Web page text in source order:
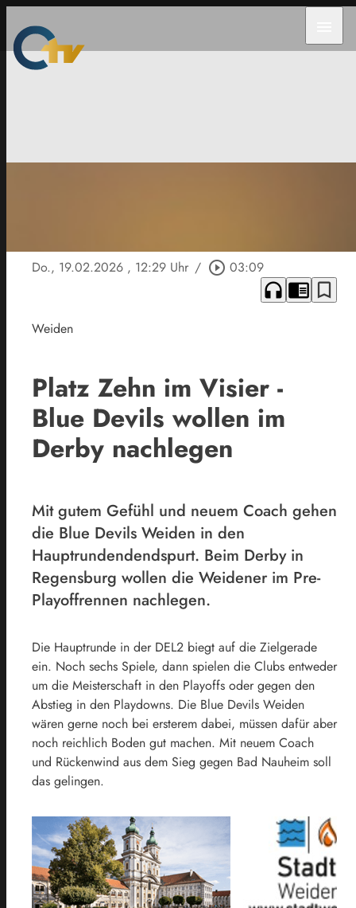
Do., 19.02.2026 , 12:29 Uhr / play_circle_outline 03:09
headphones chrome_reader_mode bookmark_border
Weiden
Platz Zehn im Visier -
Blue Devils wollen im
Derby nachlegen
Mit gutem Gefühl und neuem Coach gehen
die Blue Devils Weiden in den
Hauptrundendendspurt. Beim Derby in
Regensburg wollen die Weidener im Pre-
Playoffrennen nachlegen.
Die Hauptrunde in der DEL2 biegt auf die Zielgerade
ein. Noch sechs Spiele, dann spielen die Clubs entweder
um die Meisterschaft in den Playoffs oder gegen den
Abstieg in den Playdowns. Die Blue Devils Weiden
wären gerne noch bei ersterem dabei, müssen dafür aber
noch reichlich Boden gut machen. Mit neuem Coach
und Rückenwind aus dem Sieg gegen Bad Nauheim soll
das gelingen.